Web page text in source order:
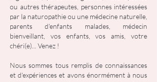
ou autres thérapeutes, personnes intéressées
par la naturopathie ou une médecine naturelle,
parents d'enfants malades, médecin
bienveillant, vos enfants, vos amis, votre
chéri(e)... Venez !
Nous sommes tous remplis de connaissances
et d'expériences et avons énormément à nous